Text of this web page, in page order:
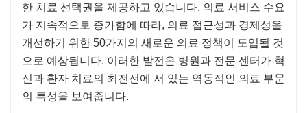
한 치료 선택권을 제공하고 있습니다. 의료 서비스 수요
가 지속적으로 증가함에 따라, 의료 접근성과 경제성을
개선하기 위한 50가지의 새로운 의료 정책이 도입될 것
으로 예상됩니다. 이러한 발전은 병원과 전문 센터가 혁
신과 환자 치료의 최전선에 서 있는 역동적인 의료 부문
의 특성을 보여줍니다.